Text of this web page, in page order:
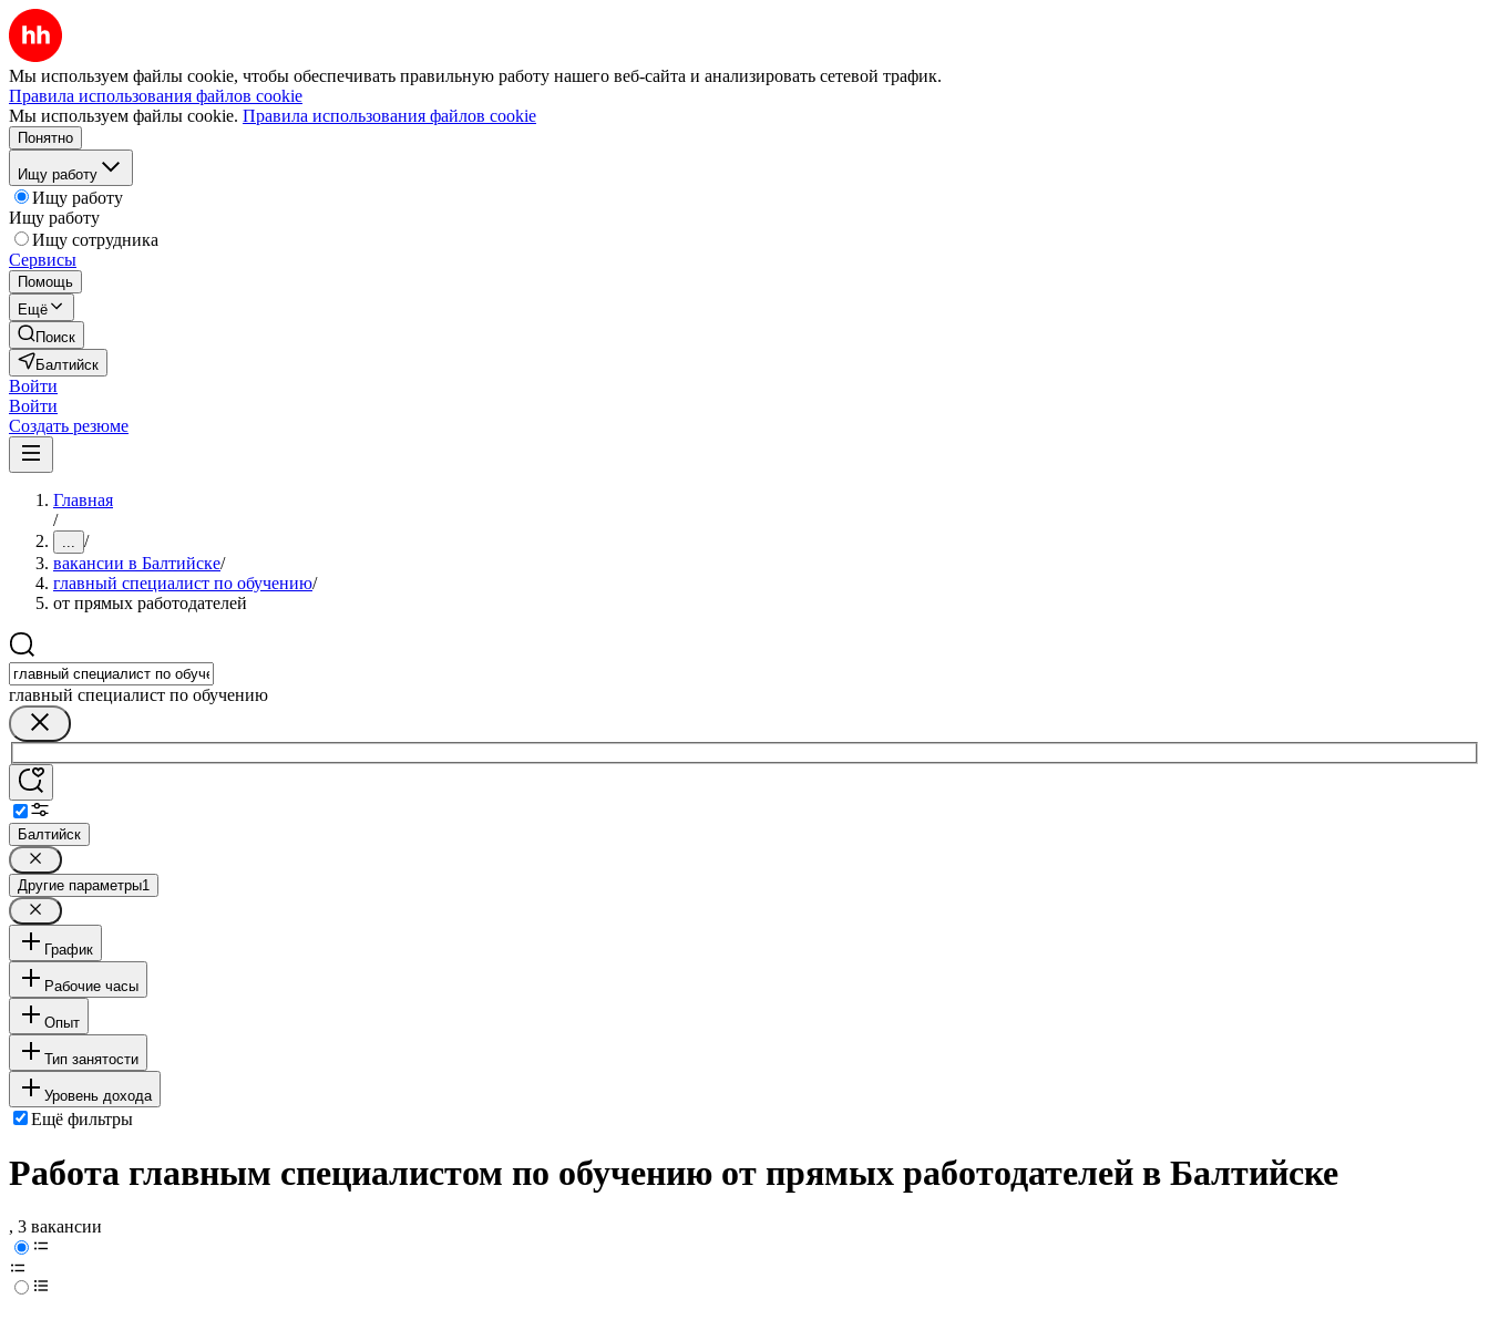
Мы используем файлы cookie, чтобы обеспечивать правильную работу нашего веб-сайта и анализировать сетевой трафик.
Правила использования файлов cookie
Мы используем файлы cookie. Правила использования файлов cookie
Понятно
Ищу работу
Ищу работу
Ищу работу
Ищу сотрудника
Сервисы
Помощь
Ещё
Поиск
Балтийск
Войти
Войти
Создать резюме
Главная
/
... /
вакансии в Балтийске/
главный специалист по обучению/
от прямых работодателей
главный специалист по обучению
Балтийск
Другие параметры1
График
Рабочие часы
Опыт
Тип занятости
Уровень дохода
Ещё фильтры
Работа главным специалистом по обучению от прямых работодателей в Балтийске
, 3 вакансии